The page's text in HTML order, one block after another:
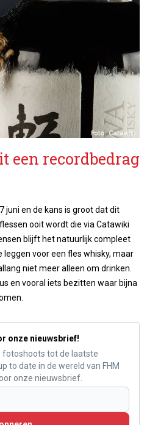
een recordbedrag
juni en de kans is groot dat dit
ooit wordt die via Catawiki
blijft het natuurlijk compleet
voor een fles whisky, maar
niet meer alleen om drinken.
en vooral iets bezitten waar bijna
onze nieuwsbrief!
fotoshoots tot de laatste
to date in de wereld van FHM
onze nieuwsbrief.